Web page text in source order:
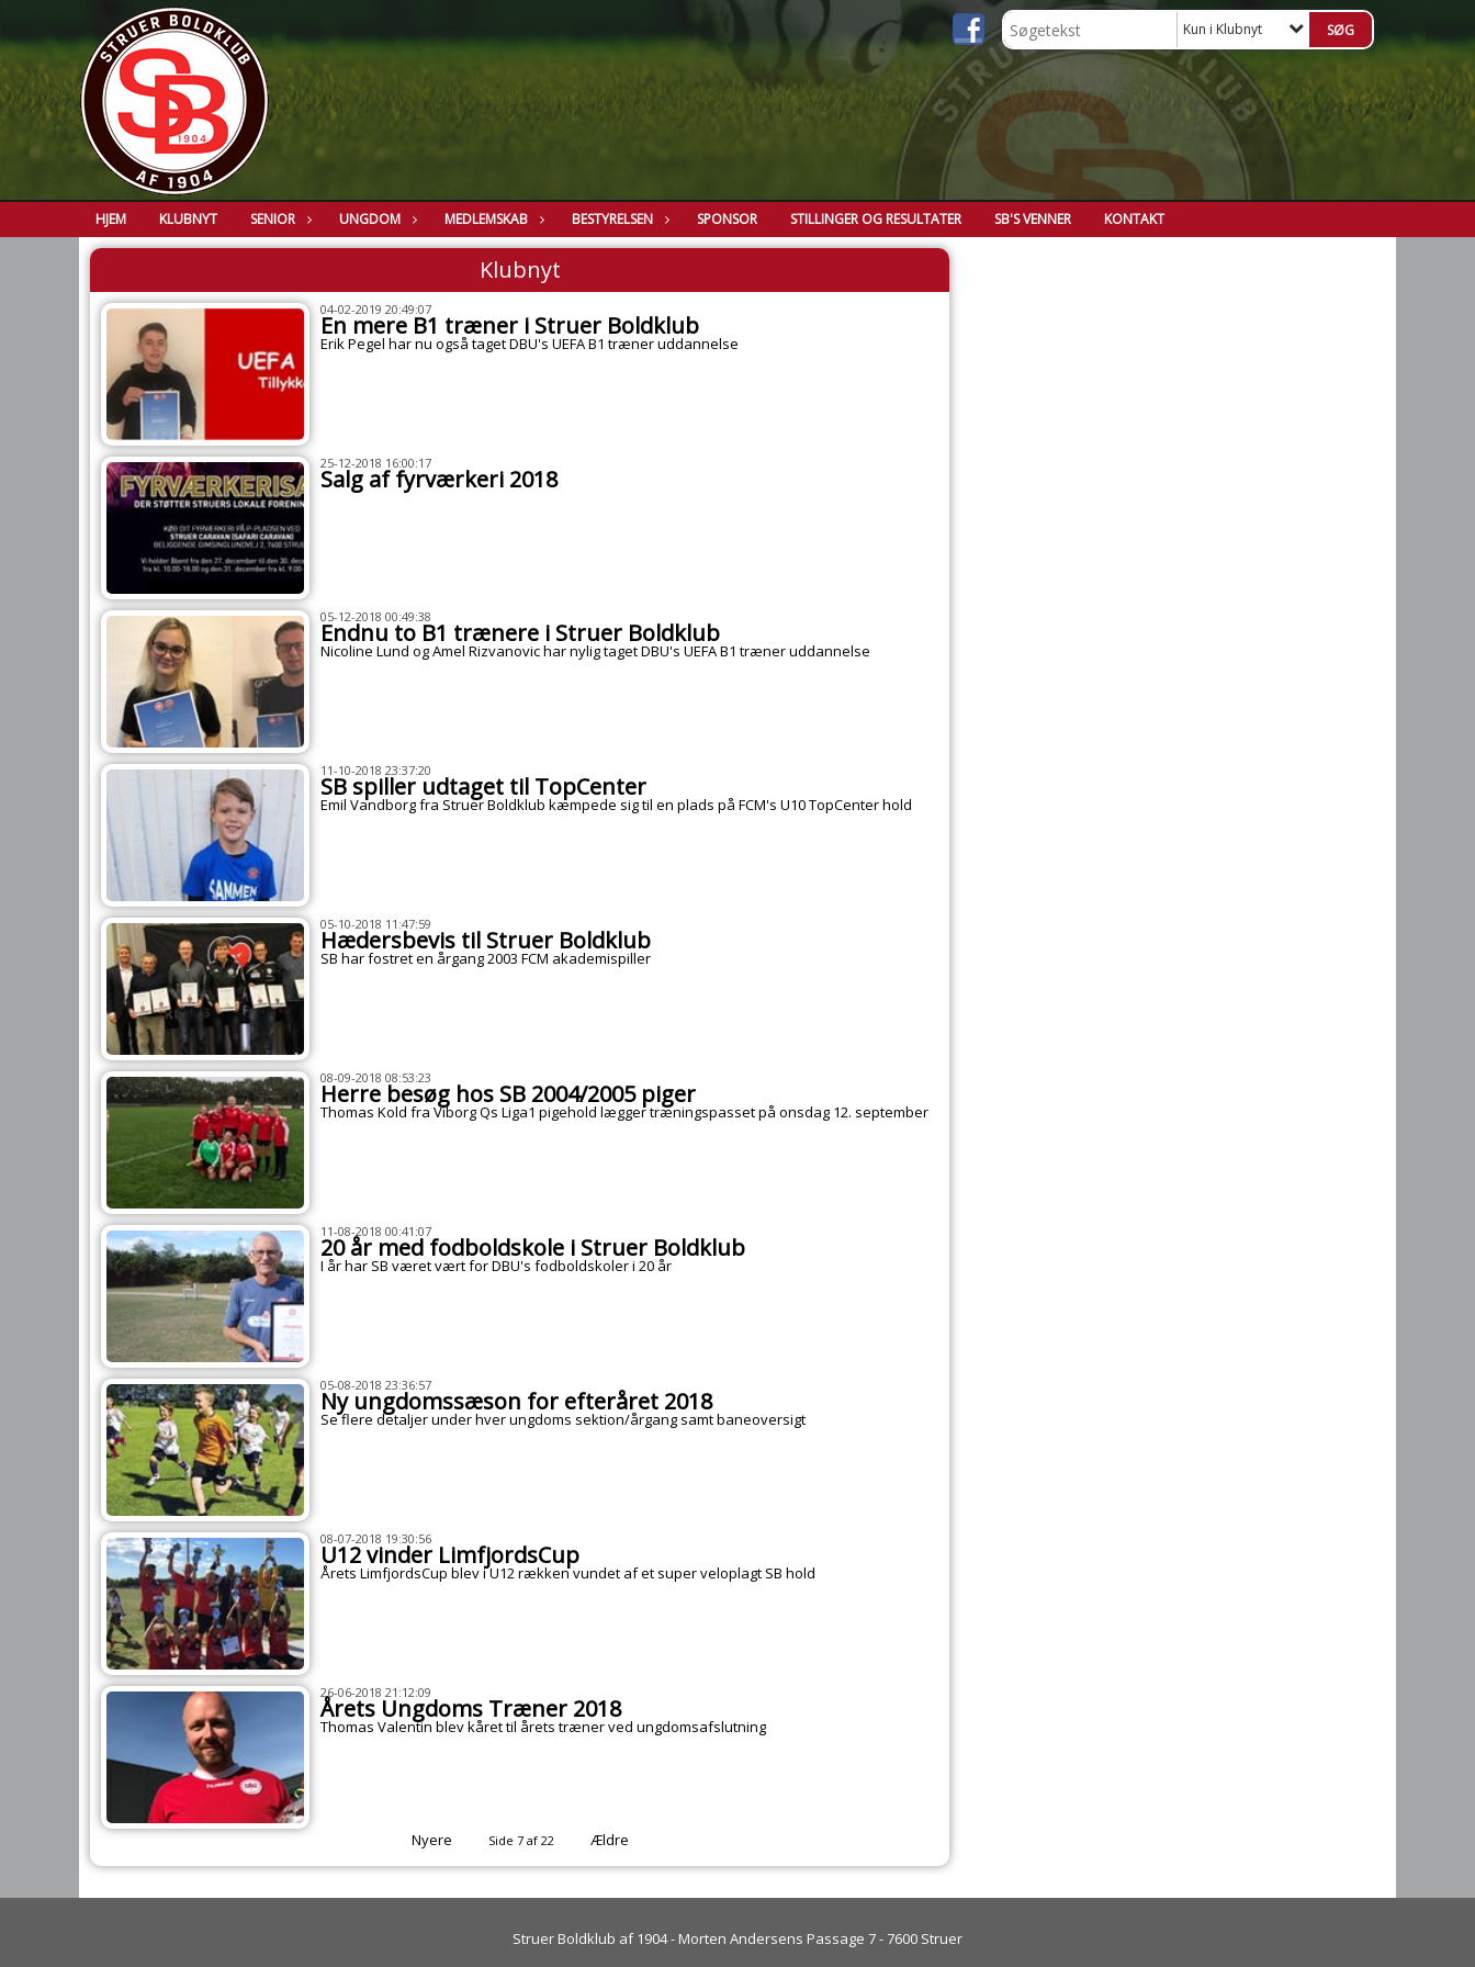
Kun i Klubnyt
HJEM KLUBNYT SENIOR UNGDOM MEDLEMSKAB BESTYRELSEN SPONSOR STILLINGER OG RESULTATER SB'S VENNER KONTAKT
Klubnyt
04-02-2019 20:49:07
En mere B1 træner i Struer Boldklub
Erik Pegel har nu også taget DBU's UEFA B1 træner uddannelse
25-12-2018 16:00:17
Salg af fyrværkeri 2018
05-12-2018 00:49:38
Endnu to B1 trænere i Struer Boldklub
Nicoline Lund og Amel Rizvanovic har nylig taget DBU's UEFA B1 træner uddannelse
11-10-2018 23:37:20
SB spiller udtaget til TopCenter
Emil Vandborg fra Struer Boldklub kæmpede sig til en plads på FCM's U10 TopCenter hold
05-10-2018 11:47:59
Hædersbevis til Struer Boldklub
SB har fostret en årgang 2003 FCM akademispiller
08-09-2018 08:53:23
Herre besøg hos SB 2004/2005 piger
Thomas Kold fra Viborg Qs Liga1 pigehold lægger træningspasset på onsdag 12. september
11-08-2018 00:41:07
20 år med fodboldskole i Struer Boldklub
I år har SB været vært for DBU's fodboldskoler i 20 år
05-08-2018 23:36:57
Ny ungdomssæson for efteråret 2018
Se flere detaljer under hver ungdoms sektion/årgang samt baneoversigt
08-07-2018 19:30:56
U12 vinder LimfjordsCup
Årets LimfjordsCup blev i U12 rækken vundet af et super veloplagt SB hold
26-06-2018 21:12:09
Årets Ungdoms Træner 2018
Thomas Valentin blev kåret til årets træner ved ungdomsafslutning
Nyere Side 7 af 22 Ældre
Struer Boldklub af 1904 - Morten Andersens Passage 7 - 7600 Struer